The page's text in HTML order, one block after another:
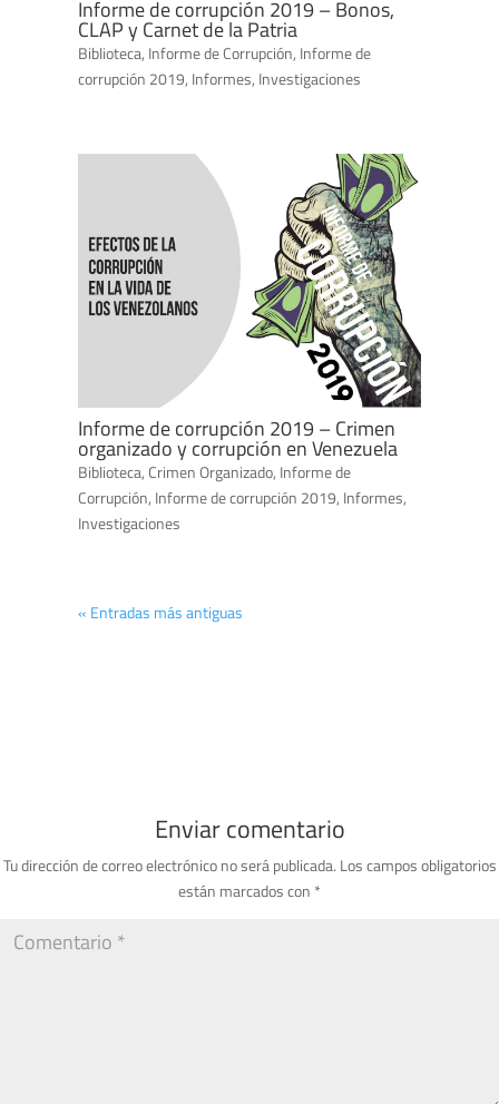
Informe de corrupción 2019 – Bonos,
CLAP y Carnet de la Patria
Biblioteca, Informe de Corrupción, Informe de
corrupción 2019, Informes, Investigaciones
Informe de corrupción 2019 – Crimen
organizado y corrupción en Venezuela
Biblioteca,Crimen Organizado, Informe de
Corrupción, Informe de corrupción 2019, Informes,
Investigaciones
« Entradas más antiguas
Enviar comentario
Tu dirección de correo electrónico no será publicada. Los campos obligatorios
están marcados con *